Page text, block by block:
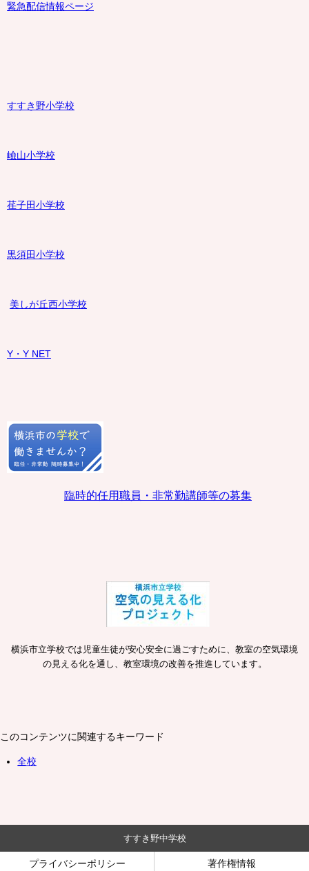
緊急配信情報ページ
すすき野小学校
嶮山小学校
荏子田小学校
黒須田小学校
美しが丘西小学校
Y・Y NET
臨時的任用職員・非常勤講師等の募集
横浜市立学校では児童生徒が安心安全に過ごすために、教室の空気環境
の見える化を通し、教室環境の改善を推進しています。
このコンテンツに関連するキーワード
全校
すすき野中学校
プライバシーポリシー 著作権情報